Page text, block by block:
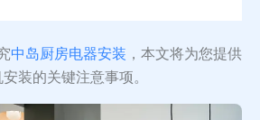
中岛厨房电器安装 ，本文将为您提供
装的关键注意事项。